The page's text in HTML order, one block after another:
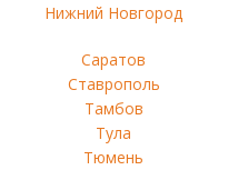
Нижний Новгород
Саратов
Ставрополь
Тамбов
Тула
Тюмень